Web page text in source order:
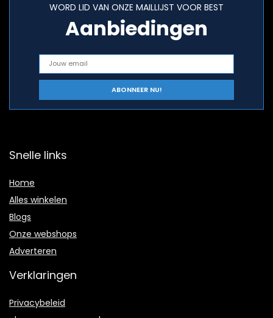
WORD LID VAN ONZE MAILLIJST VOOR BEST
Aanbiedingen
Snelle links
Home
Alles winkelen
Blogs
Onze webshops
Adverteren
Verklaringen
Privacybeleid